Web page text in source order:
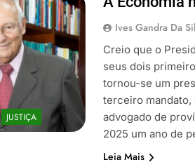
JUSTIÇA
Ives Gandra Da
Creio que o
seus dois
tornou-se um
terceiro mandato,
advogado de
2025 um ano de
Leia Mais